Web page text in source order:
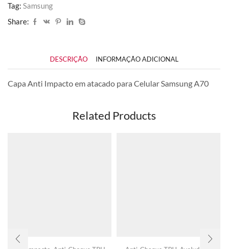
Tag: Samsung
Share:
DESCRIÇÃO INFORMAÇÃO ADICIONAL
Capa Anti Impacto em atacado para Celular Samsung A70
Related Products